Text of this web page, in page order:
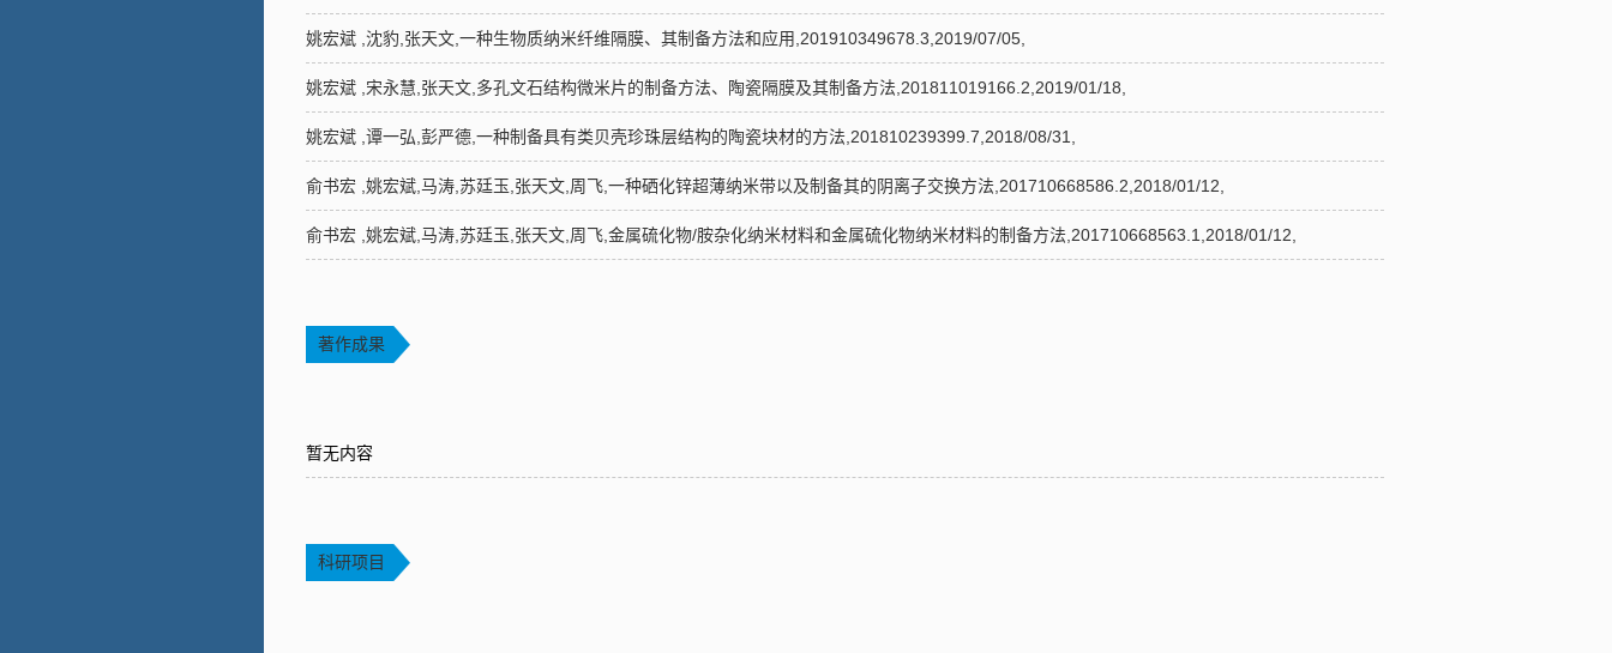
姚宏斌 ,沈豹,张天文,一种生物质纳米纤维隔膜、其制备方法和应用,201910349678.3,2019/07/05,
姚宏斌 ,宋永慧,张天文,多孔文石结构微米片的制备方法、陶瓷隔膜及其制备方法,201811019166.2,2019/01/18,
姚宏斌 ,谭一弘,彭严德,一种制备具有类贝壳珍珠层结构的陶瓷块材的方法,201810239399.7,2018/08/31,
俞书宏 ,姚宏斌,马涛,苏廷玉,张天文,周飞,一种硒化锌超薄纳米带以及制备其的阴离子交换方法,201710668586.2,2018/01/12,
俞书宏 ,姚宏斌,马涛,苏廷玉,张天文,周飞,金属硫化物/胺杂化纳米材料和金属硫化物纳米材料的制备方法,201710668563.1,2018/01/12,
著作成果
暂无内容
科研项目